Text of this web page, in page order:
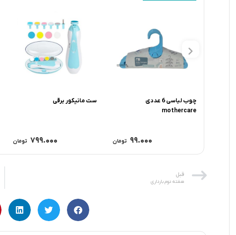
چوب لباسی 6 عددی
mothercare
۹۹.۰۰۰ تومان
ست مانیکور برقی
۷۹۹.۰۰۰ تومان
قبل
هفته دوم بارداری